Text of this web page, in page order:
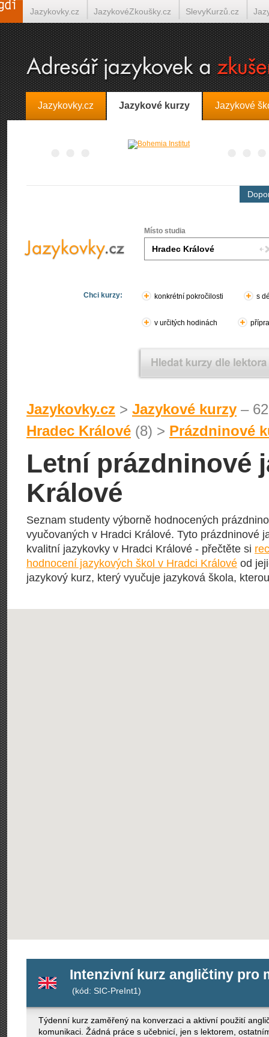
Jazykovky.cz Jazykové kurzy Jazykové
Místo studia
Chci kurzy: konkrétní pokročilosti s
v určitých hodinách
Jazykovky.cz > Jazykové kurzy –
Hradec Králové (8) > Prázdninové
Letní prázdninové
Králové
Seznam studenty výborně hodnocených
vyučovaných v Hradci Králové. Tyto prázdninové
kvalitní jazykovky v Hradci Králové - přečtěte si
hodnocení jazykových škol v Hradci Králové od
jazykový kurz, který vyučuje jazyková škola,
Intenzivní kurz angličtiny pro
(kód: SIC-PreInt1)
Týdenní kurz zaměřený na konverzaci a aktivní použití
komunikaci. Žádná práce s učebnicí, jen s lektorem,
Jazykovky.cz JazykovéZkoušky.cz SlevyKurzů.cz
Španělština on-line Italština on-line Tlumočení-